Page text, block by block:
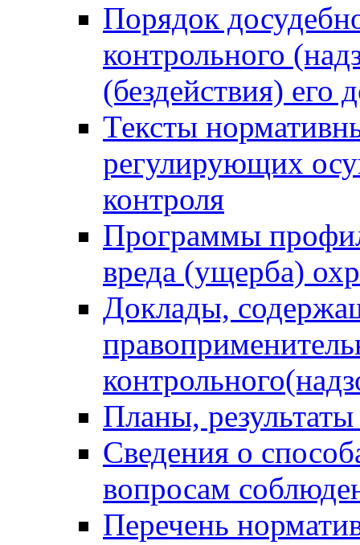
Порядок
контрольного
(бездействия)
Тексты
регулирующих
контроля
Программы
вреда (ущерба)
Доклады,
Планы,
Сведения о
вопросам
Перечень